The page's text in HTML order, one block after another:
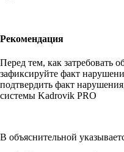
Рекомендация
Перед тем, как затребовать
зафиксируйте факт
подтвердить факт
системы Kadrovik PRO
В объяснительной